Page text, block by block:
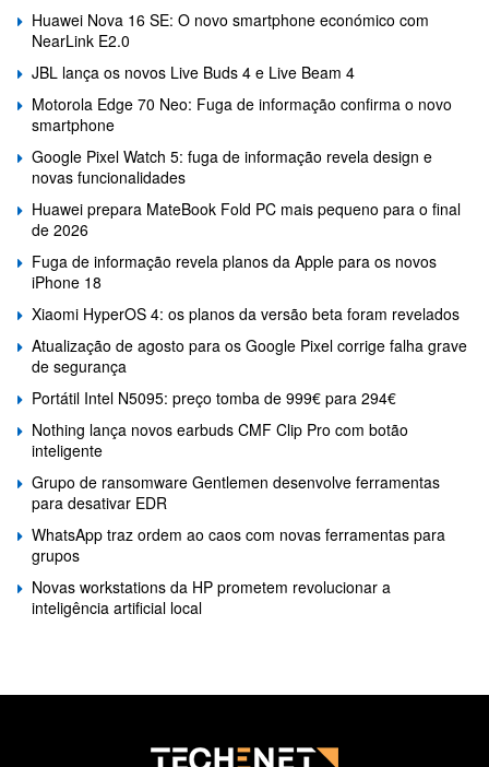
Huawei Nova 16 SE: O novo smartphone económico com
NearLink E2.0
JBL lança os novos Live Buds 4 e Live Beam 4
Motorola Edge 70 Neo: Fuga de informação confirma o novo
smartphone
Google Pixel Watch 5: fuga de informação revela design e
novas funcionalidades
Huawei prepara MateBook Fold PC mais pequeno para o final
de 2026
Fuga de informação revela planos da Apple para os novos
iPhone 18
Xiaomi HyperOS 4: os planos da versão beta foram revelados
Atualização de agosto para os Google Pixel corrige falha grave
de segurança
Portátil Intel N5095: preço tomba de 999€ para 294€
Nothing lança novos earbuds CMF Clip Pro com botão
inteligente
Grupo de ransomware Gentlemen desenvolve ferramentas
para desativar EDR
WhatsApp traz ordem ao caos com novas ferramentas para
grupos
Novas workstations da HP prometem revolucionar a
inteligência artificial local